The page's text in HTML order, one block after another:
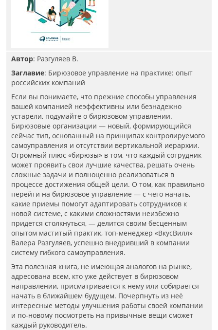
Автор: Разгуляев В.
Заглавие: Бирюзовое управление на практике: опыт
российских компаний
Если вы понимаете, что прежние способы управления
вашей компанией неэффективны или безнадежно
устарели, подумайте о бирюзовом управлении.
Бирюзовые организации — новый, формирующийся
сейчас тип, основанный на принципах контролируемого
самоуправления и отсутствии вертикальной иерархии.
Огромный плюс «бирюзы» в том, что каждый сотрудник
может проявить свои лучшие качества, решать очень
сложные задачи и полноценно реализоваться в
процессе достижения общей цели. О том, как правильно
перейти на бирюзовое управление — с чего начать,
какие приемы помогут адаптировать сотрудников к
новой системе, с какими сложностями неизбежно
придется столкнуться, — делится своим бесценным
опытом маститый практик, топ-менеджер «ВкусВилл»
Валера Разгуляев, успешно внедривший в компании
систему гибкого самоуправления.
Эта полезная книга, не имеющая аналогов на рынке,
адресована всем, кто уже действует в бирюзовом
направлении, присматривается к нему или собирается
начать в ближайшем будущем. Почерпнуть из неё
интересные методы улучшения работы своей компании
и по-новому посмотреть на привычные вещи сможет
каждый руководитель.